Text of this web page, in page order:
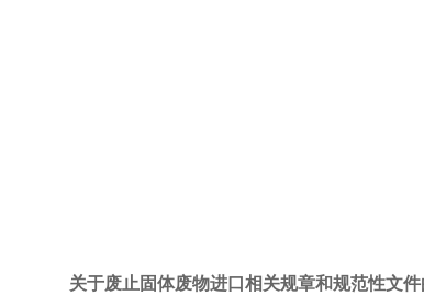
关于废止固体废物进口相关规章和规范性文件